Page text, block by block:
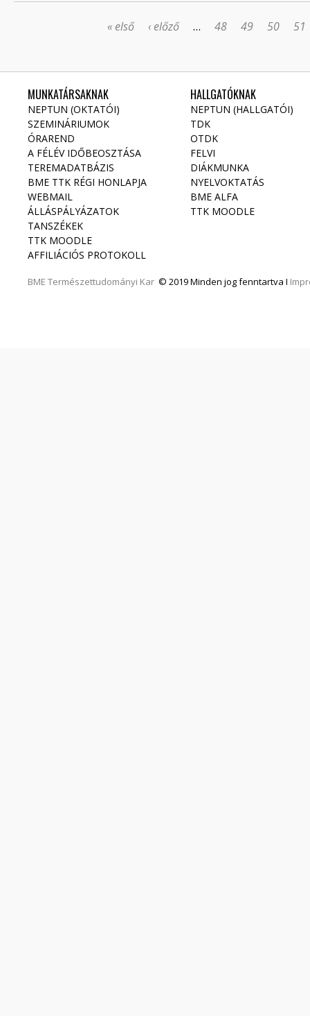
« első ‹ előző … 48 49 50 51
MUNKATÁRSAKNAK
NEPTUN (OKTATÓI)
SZEMINÁRIUMOK
ÓRAREND
A FÉLÉV IDŐBEOSZTÁSA
TEREMADATBÁZIS
BME TTK RÉGI HONLAPJA
WEBMAIL
ÁLLÁSPÁLYÁZATOK
TANSZÉKEK
TTK MOODLE
AFFILIÁCIÓS PROTOKOLL
BME Természettudományi Kar © 2019 Minden jog fenntartva I
HALLGATÓKNAK
NEPTUN (HALLGATÓI)
TDK
OTDK
FELVI
DIÁKMUNKA
NYELVOKTATÁS
BME ALFA
TTK MOODLE